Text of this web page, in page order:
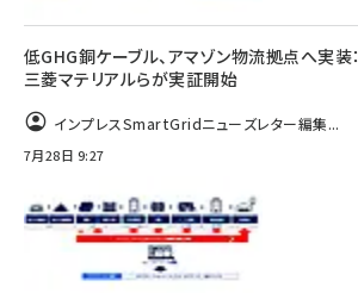
低GHG銅ケーブル、アマゾン物流拠点へ実装：
三菱マテリアルらが実証開始
インプレスSmartGridニューズレター編集...
7月28日 9:27